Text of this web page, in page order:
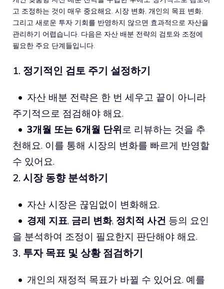
고 조정하는 것이 매우 중요해요. 시장 변화, 개인의 목표 변화,
그리고 새로운 투자 기회를 반영하지 않으면 효과적으로 자산을
관리하기 어렵습니다. 다음은 자산 배분 전략의 검토와 조정에
필요한 주요 단계들입니다.
1. 정기적인 검토 주기 설정하기
자산 배분 전략은 한 번 세우고 끝이 아니라
주기적으로 점검해야 해요.
3개월 또는 6개월 단위로 리뷰하는 것을 추
천해요. 이를 통해 시장의 변화를 빠르게 반영할
수 있어요.
2. 시장 동향 분석하기
자산 시장은 끊임없이 변화해요.
경제 지표, 금리 변화, 정치적 사건 등의 요인
을 분석하여 조정이 필요한지 판단해야 해요.
3. 투자 목표 및 상황 점검하기
개인의 재정적 목표가 바뀔 수 있어요. 예를